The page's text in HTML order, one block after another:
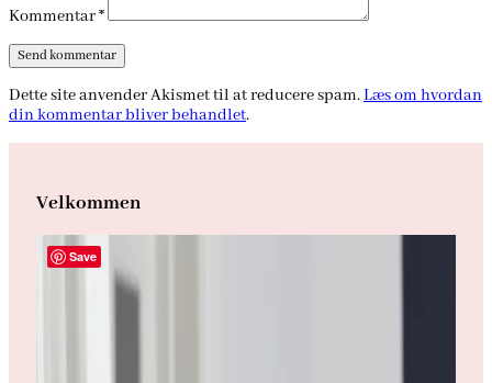
Kommentar*
Dette site anvender Akismet til at reducere spam.Læs om hvordan
din kommentar bliver behandlet.
Velkommen
Save